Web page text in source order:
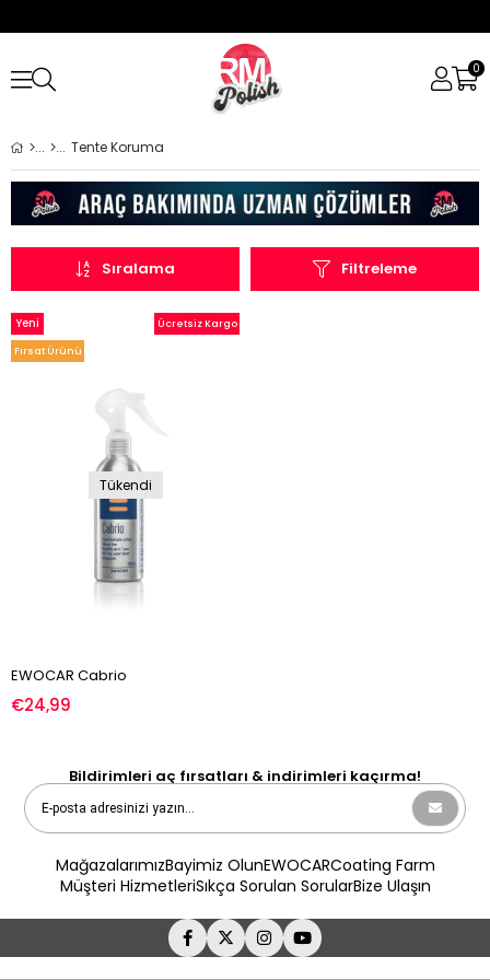
0
Tente Koruma
Filtreleme
Sıralama
Tükendi
EWOCAR Cabrio
€24,99
Ücretsiz Kargo
Yeni
Ürün
Fırsat Ürünü
Bildirimleri aç fırsatları & indirimleri kaçırma!
MağazalarımızBayimiz OlunEWOCARCoating Farm
Müşteri HizmetleriSıkça Sorulan SorularBize Ulaşın